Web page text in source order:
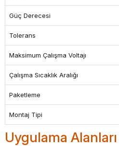
Güç Derecesi
Tolerans
Maksimum Çalışma Voltajı
Çalışma Sıcaklık Aralığı
Paketleme
Montaj Tipi
Uygulama Alanları